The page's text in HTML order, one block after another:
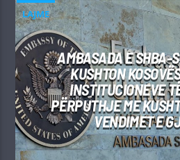
LAJME
AMBASADA E SHBA-
KUSHTON
INSTITUCIONEVE
PËRPUTHJE ME
VENDIMET E